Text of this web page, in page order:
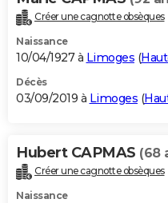
Créer une cagnotte obsèques
Naissance
10/04/1927 à Limoges (
Décès
03/09/2019 à Limoges (
Hubert CAPMAS (68
Créer une cagnotte obsèques
Naissance